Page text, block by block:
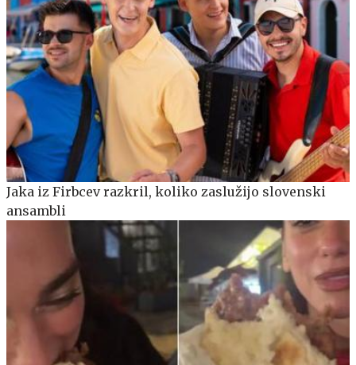
Jaka iz Firbcev razkril, koliko zaslužijo slovenski
ansambli